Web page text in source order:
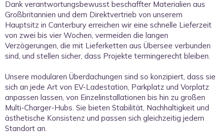
Weiterlesen
Dank verantwortungsbewusst beschaffter Materialien aus
Großbritannien und dem Direktvertrieb von unserem
Hauptsitz in Canterbury erreichen wir eine schnelle Lieferzeit
von zwei bis vier Wochen, vermeiden die langen
Verzögerungen, die mit Lieferketten aus Übersee verbunden
sind, und stellen sicher, dass Projekte termingerecht bleiben.
Unsere modularen Überdachungen sind so konzipiert, dass sie
sich an jede Art von EV-Ladestation, Parkplatz und Vorplatz
anpassen lassen, von Einzelinstallationen bis hin zu großen
Multi-Charger-Hubs. Sie bieten Stabilität, Nachhaltigkeit und
ästhetische Konsistenz und passen sich gleichzeitig jedem
Standort an.